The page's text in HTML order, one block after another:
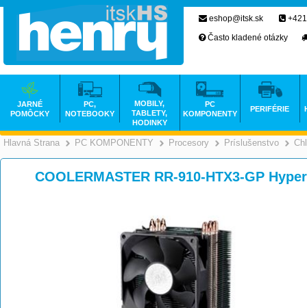
Hlavná Strana >
PC KOMPONENTY >
Procesory >
Príslušenstvo
COOLERMASTER RR-910-HTX3-GP
eshop@itsk.sk
Často kladené otázky
JARNÉ
POMÔCKY
PC,
NOTEBOOKY
MOBILY,
TABLETY,
HODINKY
PC
KOMPONENTY
PERIFÉRIE